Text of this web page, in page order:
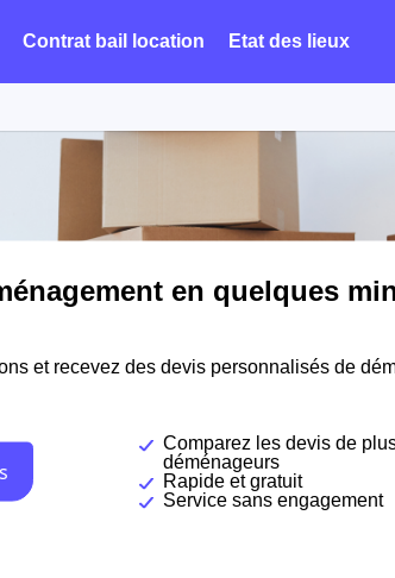
Contrat bail location Etat des lieux